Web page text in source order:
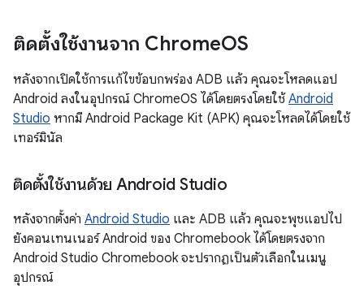
ติดตั้งใช้งานจาก ChromeOS
หลังจากเปิดใช้การแก้ไขข้อบกพร่อง ADB แล้ว คุณจะโหลดแอป
Android ลงในอุปกรณ์ ChromeOS ได้โดยตรงโดยใช้Android
Studio หากมี Android Package Kit (APK) คุณจะโหลดได้โดยใช้
เทอร์มินัล
ติดตั้งใช้งานด้วย Android Studio
หลังจากตั้งค่า Android Studio และ ADB แล้ว คุณจะพุชแอปไป
ยังคอนเทนเนอร์ Android ของ Chromebook ได้โดยตรงจาก
Android Studio Chromebook จะปรากฏเป็นตัวเลือกในเมนู
อุปกรณ์